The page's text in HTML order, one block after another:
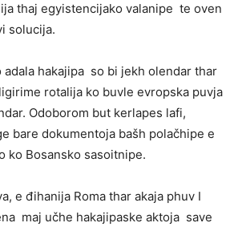
thaj egyistencijako valanipe te oven
solucija.
adala hakajipa so bi jekh olendar thar
rotalija ko buvle evropska puvja
Odoborom but kerlapes lafi,
bare dokumentoja bašh polačhipe e
ko Bosansko sasoitnipe.
e đihanija Roma thar akaja phuv I
maj učhe hakajipaske aktoja save